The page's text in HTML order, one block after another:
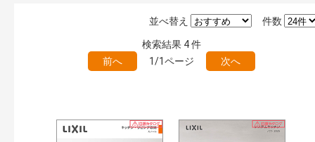
絞り込みの解除
キーワード検索（あいまい）
件数
並べ替え
検索結果 4件
前へ
1/1ページ 次へ